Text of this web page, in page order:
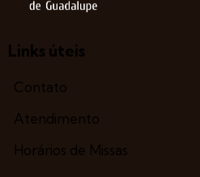
Links úteis
Contato
Atendimento
Horários de Missas